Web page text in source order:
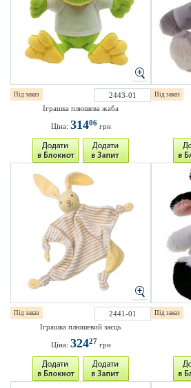
Під заказ
2443-01
Іграшка плюшева жаба
Ціна: 31406грн
Під заказ
Під заказ
2441-01
Іграшка плюшевий заєць
Ціна: 32427 грн
Під заказ